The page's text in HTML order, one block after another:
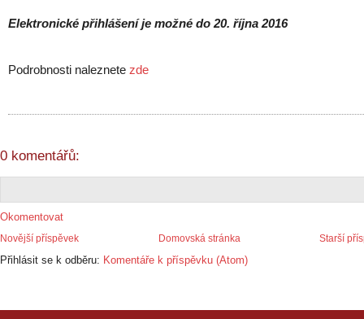
Elektronické přihlášení je možné do 20. října 2016
Podrobnosti naleznete zde
0 komentářů:
Okomentovat
Novější příspěvek Starší
Domovská stránka
Přihlásit se k odběru: Komentáře k příspěvku (Atom)